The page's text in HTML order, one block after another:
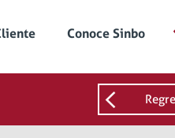
Conoce Sinbo